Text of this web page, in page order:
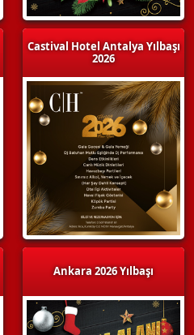
Castival Hotel Antalya Yılbaşı
2026
Ankara 2026 Yılbaşı